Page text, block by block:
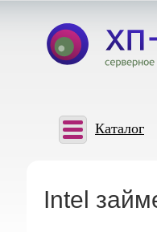
Каталог
Intel